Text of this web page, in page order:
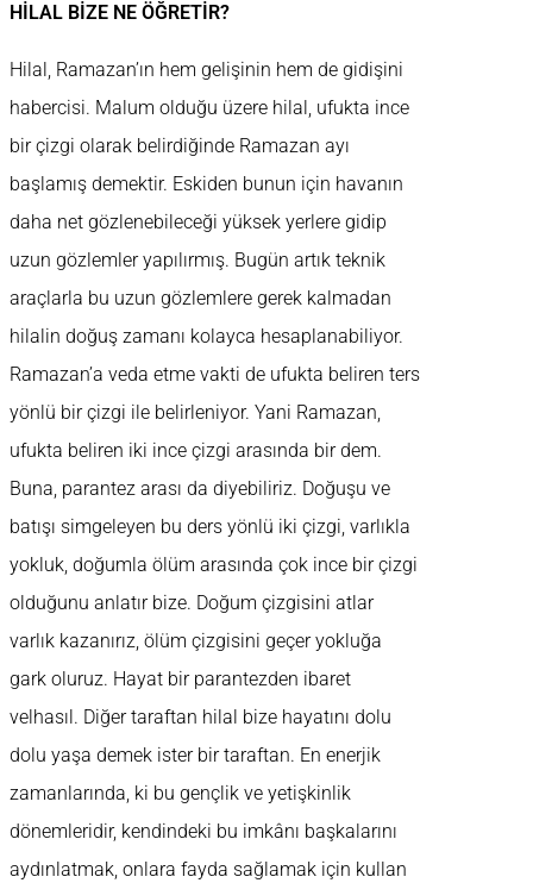
HİLAL BİZE NE ÖĞRETİR?
Hilal, Ramazan’ın hem gelişinin hem de gidişini
habercisi. Malum olduğu üzere hilal, ufukta ince
bir çizgi olarak belirdiğinde Ramazan ayı
başlamış demektir. Eskiden bunun için havanın
daha net gözlenebileceği yüksek yerlere gidip
uzun gözlemler yapılırmış. Bugün artık teknik
araçlarla bu uzun gözlemlere gerek kalmadan
hilalin doğuş zamanı kolayca hesaplanabiliyor.
Ramazan’a veda etme vakti de ufukta beliren ters
yönlü bir çizgi ile belirleniyor. Yani Ramazan,
ufukta beliren iki ince çizgi arasında bir dem.
Buna, parantez arası da diyebiliriz. Doğuşu ve
batışı simgeleyen bu ders yönlü iki çizgi, varlıkla
yokluk, doğumla ölüm arasında çok ince bir çizgi
olduğunu anlatır bize. Doğum çizgisini atlar
varlık kazanırız, ölüm çizgisini geçer yokluğa
gark oluruz. Hayat bir parantezden ibaret
velhasıl. Diğer taraftan hilal bize hayatını dolu
dolu yaşa demek ister bir taraftan. En enerjik
zamanlarında, ki bu gençlik ve yetişkinlik
dönemleridir, kendindeki bu imkânı başkalarını
aydınlatmak, onlara fayda sağlamak için kullan